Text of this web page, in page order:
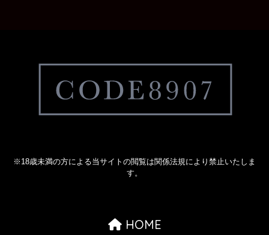
※18歳未満の方による当サイトの閲覧は関係法規により禁止いたしま
す。
HOME